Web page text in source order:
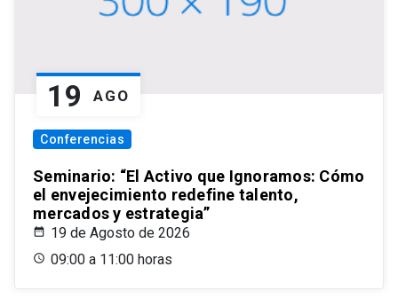
19 AGO
Conferencias
Seminario: “El Activo que Ignoramos: Cómo
el envejecimiento redefine talento,
mercados y estrategia”
19 de Agosto de 2026
09:00 a 11:00 horas